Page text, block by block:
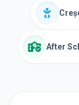
After